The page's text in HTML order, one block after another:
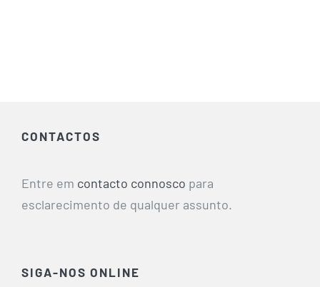
CONTACTOS
Entre em contacto connosco para
esclarecimento de qualquer assunto.
SIGA-NOS ONLINE